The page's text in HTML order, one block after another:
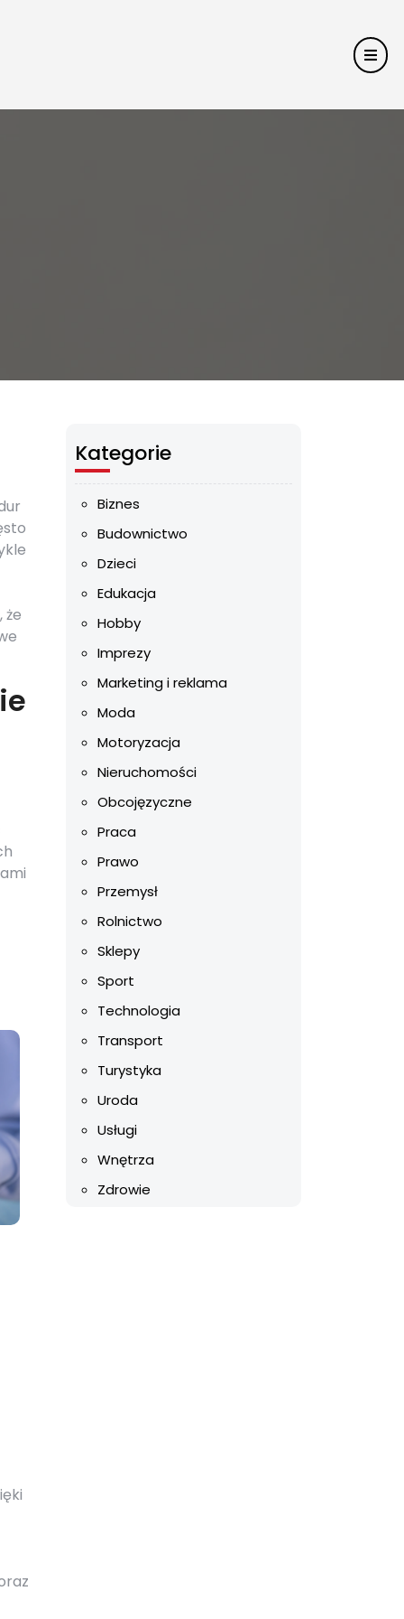
że
Kategorie
Biznes
Budownictwo
Dzieci
Edukacja
Hobby
Imprezy
Marketing i reklama
Moda
Motoryzacja
Nieruchomości
Obcojęzyczne
Praca
Prawo
Przemysł
Rolnictwo
Sklepy
Sport
Technologia
Transport
Turystyka
Uroda
Usługi
Wnętrza
Zdrowie